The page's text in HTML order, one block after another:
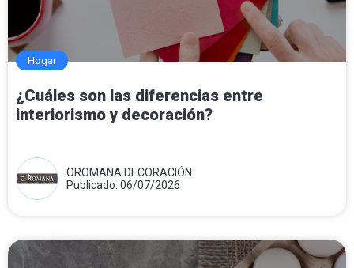
Hogar
¿Cuáles son las diferencias entre
interiorismo y decoración?
OROMANA DECORACIÓN
Publicado: 06/07/2026